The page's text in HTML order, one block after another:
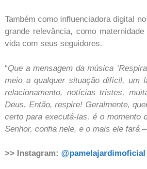
Também como influenciadora digital
grande relevância, como
vida com seus seguidores.
“Que a mensagem da música
meio a qualquer situação difícil, um
relacionamento, notícias tristes,
Deus. Então, respire! Geralmente,
certo para executá-las, é o momento
Senhor, confia nele, e o mais ele fará
>> Instagram: @pamelajardimoficial